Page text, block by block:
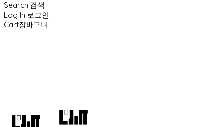
Search 검색
Log In 로그인
Cart장바구니